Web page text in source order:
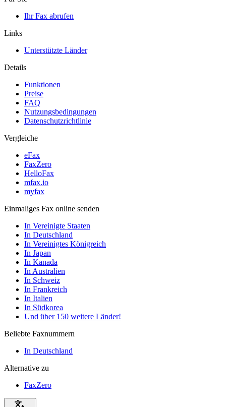
Ihr Fax abrufen
Links
Unterstützte Länder
Details
Funktionen
Preise
FAQ
Nutzungsbedingungen
Datenschutzrichtlinie
Vergleiche
eFax
FaxZero
HelloFax
mfax.io
myfax
Einmaliges Fax online senden
In Vereinigte Staaten
In Deutschland
In Vereinigtes Königreich
In Japan
In Kanada
In Australien
In Schweiz
In Frankreich
In Italien
In Südkorea
Und über 150 weitere Länder!
Beliebte Faxnummern
In Deutschland
Alternative zu
FaxZero